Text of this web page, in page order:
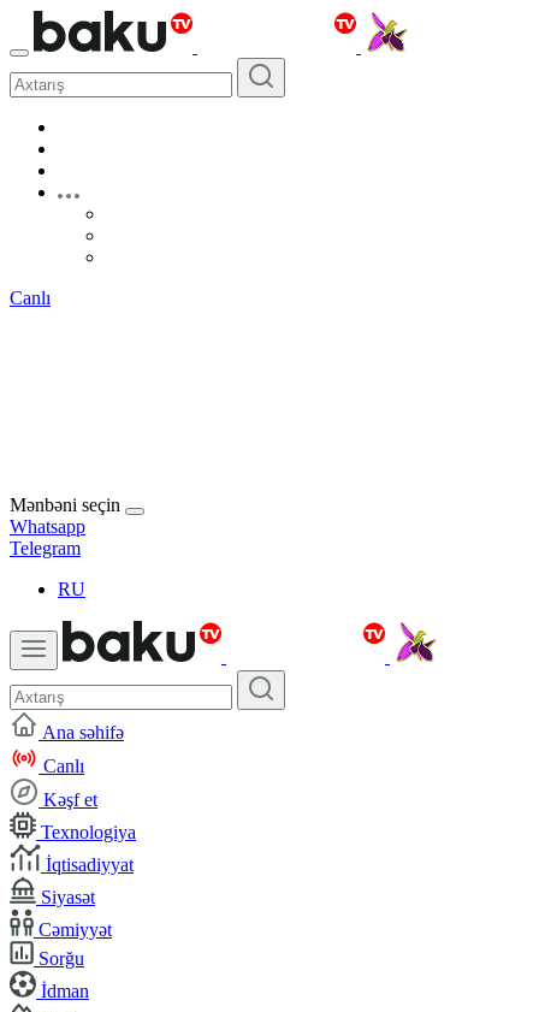
Canlı
Mənbəni seçin
Whatsapp
Telegram
RU
Ana səhifə
Canlı
Kəşf et
Texnologiya
İqtisadiyyat
Siyasət
Cəmiyyət
Sorğu
İdman